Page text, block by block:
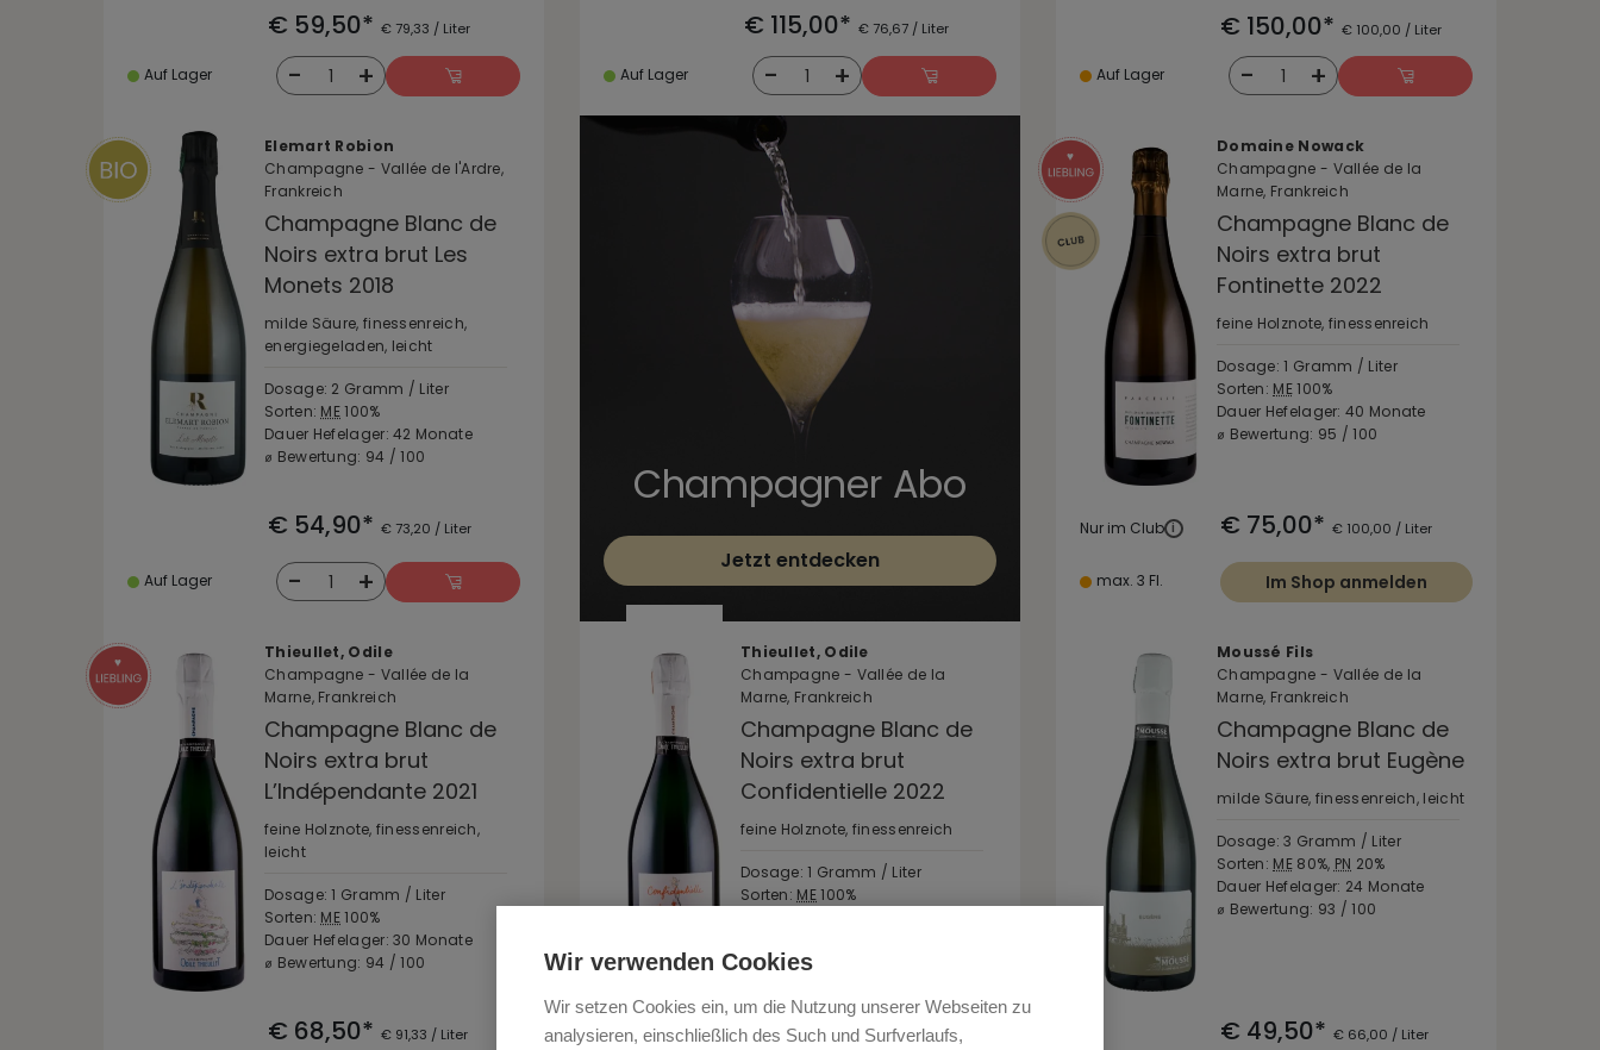
€ 59,50* € 79,33 / Liter
Auf Lager - 1 +
€ 115,00* € 76,67 / Liter
Auf Lager - 1 +
€ 150,00* € 100,00 / Liter
Auf Lager - 1 +
Elemart Robion
Champagne - Vallée de l'Ardre,
Frankreich
Champagne Blanc de
Noirs extra brut Les
Monets 2018
milde Säure, finessenreich,
energiegeladen, leicht
Dosage: 2 Gramm / Liter
Sorten: ME100%
Dauer Hefelager: 42 Monate
⌀ Bewertung: 94 / 100
€ 54,90* € 73,20 / Liter
Auf Lager - 1 +
Champagner Abo
Jetzt entdecken
Domaine Nowack
Champagne - Vallée de la
Marne, Frankreich
Champagne Blanc de
Noirs extra brut
Fontinette 2022
feine Holznote, finessenreich
Dosage: 1 Gramm / Liter
Sorten: ME100%
Dauer Hefelager: 40 Monate
⌀ Bewertung: 95 / 100
Nur im Club i € 75,00* € 100,00 / Liter
max. 3 Fl. Im Shop anmelden
Thieullet, Odile
Champagne - Vallée de la
Marne, Frankreich
Champagne Blanc de
Noirs extra brut
L’Indépendante 2021
feine Holznote, finessenreich,
leicht
Dosage: 1 Gramm / Liter
Sorten: ME100%
Dauer Hefelager: 30 Monate
⌀ Bewertung: 94 / 100
€ 68,50* € 91,33 / Liter
Thieullet, Odile
Champagne - Vallée de la
Marne, Frankreich
Champagne Blanc de
Noirs extra brut
Confidentielle 2022
feine Holznote, finessenreich
Dosage: 1 Gramm / Liter
Sorten: ME100%
€ 50,00*€ 66,67 / Liter
Moussé Fils
Champagne - Vallée de la
Marne, Frankreich
Champagne Blanc de
Noirs extra brut Eugène
milde Säure, finessenreich, leicht
Dosage: 3 Gramm / Liter
Sorten: ME80%, PN 20%
Dauer Hefelager: 24 Monate
⌀ Bewertung: 93 / 100
€ 49,50* € 66,00 / Liter
Wir verwenden Cookies
Wir setzen Cookies ein, um die Nutzung unserer Webseiten zu
analysieren, einschließlich des Such und Surfverlaufs,